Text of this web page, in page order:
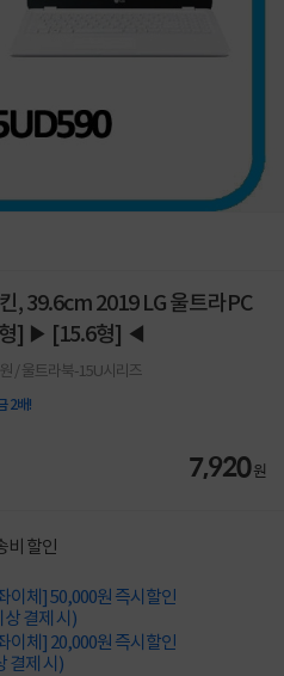
, 39.6cm 2019 LG 울트라PC
] ▶ [15.6형] ◀
/ 울트라북-15U시리즈
2배!
7,920원
비 할인
이체] 50,000원 즉시할인
결제 시)
이체] 20,000원 즉시할인
결제 시)